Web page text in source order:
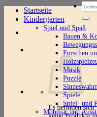
Es befinden sich
Startseite
Kindergarten
Spiel und Spaß
Bauen &
Forschen
Musik
Puzzle
Spiele
Spiel- und
Mobiliar und